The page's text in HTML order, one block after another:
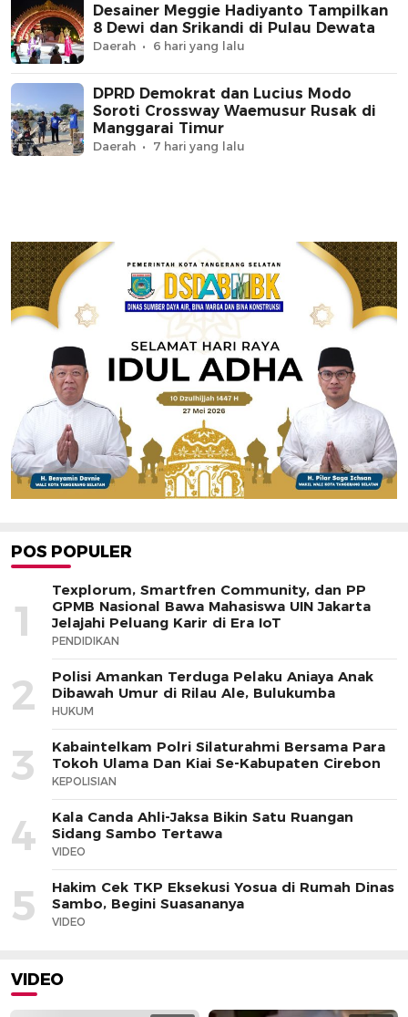
Desainer Meggie Hadiyanto Tampilkan
8 Dewi dan Srikandi di Pulau Dewata
Daerah 6 hari yang lalu
DPRD Demokrat dan Lucius Modo
Soroti Crossway Waemusur Rusak di
Manggarai Timur
Daerah 7 hari yang lalu
POS POPULER
1
Texplorum, Smartfren Community, dan PP
GPMB Nasional Bawa Mahasiswa UIN Jakarta
Jelajahi Peluang Karir di Era IoT
PENDIDIKAN
2
Polisi Amankan Terduga Pelaku Aniaya Anak
Dibawah Umur di Rilau Ale, Bulukumba
HUKUM
3
Kabaintelkam Polri Silaturahmi Bersama Para
Tokoh Ulama Dan Kiai Se-Kabupaten Cirebon
KEPOLISIAN
4
Kala Canda Ahli-Jaksa Bikin Satu Ruangan
Sidang Sambo Tertawa
VIDEO
5
Hakim Cek TKP Eksekusi Yosua di Rumah Dinas
Sambo, Begini Suasananya
VIDEO
VIDEO